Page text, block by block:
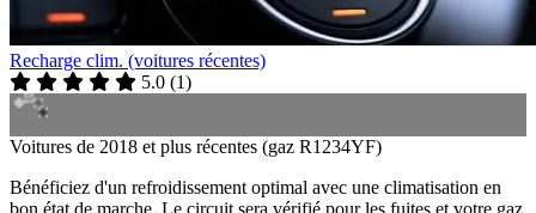
Recharge clim. (voitures récentes)
5.0 (1)
Voitures de 2018 et plus récentes (gaz R1234YF)
Bénéficiez d'un refroidissement optimal avec une climatisation en